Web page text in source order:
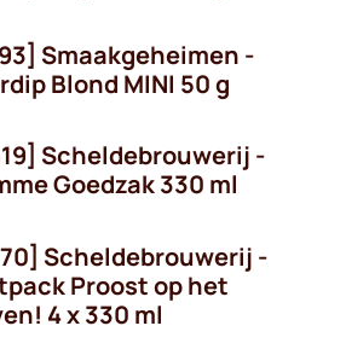
Smaakgeheimen -
Blond MINI 50 g
Scheldebrouwerij -
Goedzak 330 ml
Scheldebrouwerij -
Proost op het
4 x 330 ml